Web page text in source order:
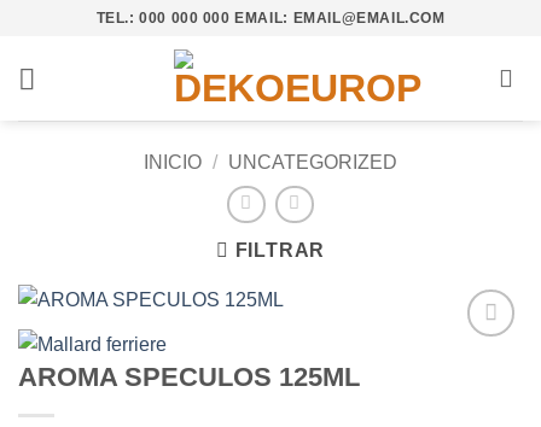
contenido
TEL.: 000 000 000 EMAIL: EMAIL@EMAIL.COM
INICIO / UNCATEGORIZED
FILTRAR
AROMA SPECULOS 125ML